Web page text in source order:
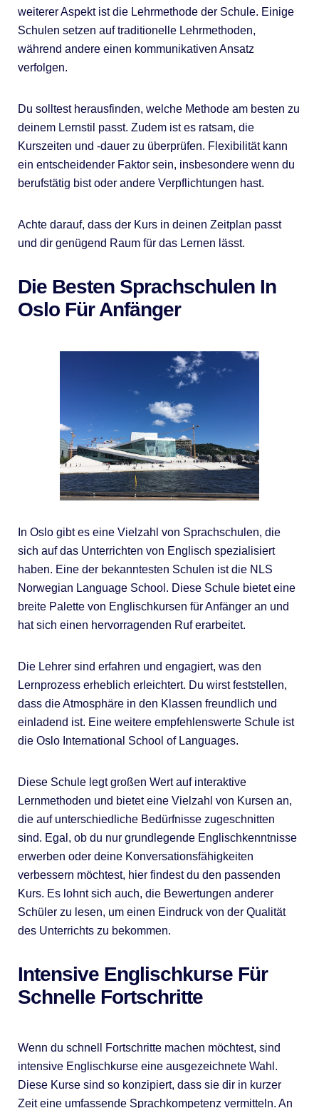
weiterer Aspekt ist die Lehrmethode der Schule. Einige
Schulen setzen auf traditionelle Lehrmethoden,
während andere einen kommunikativen Ansatz
verfolgen.
Du solltest herausfinden, welche Methode am besten zu
deinem Lernstil passt. Zudem ist es ratsam, die
Kurszeiten und -dauer zu überprüfen. Flexibilität kann
ein entscheidender Faktor sein, insbesondere wenn du
berufstätig bist oder andere Verpflichtungen hast.
Achte darauf, dass der Kurs in deinen Zeitplan passt
und dir genügend Raum für das Lernen lässt.
Die Besten Sprachschulen In
Oslo Für Anfänger
In Oslo gibt es eine Vielzahl von Sprachschulen, die
sich auf das Unterrichten von Englisch spezialisiert
haben. Eine der bekanntesten Schulen ist die NLS
Norwegian Language School. Diese Schule bietet eine
breite Palette von Englischkursen für Anfänger an und
hat sich einen hervorragenden Ruf erarbeitet.
Die Lehrer sind erfahren und engagiert, was den
Lernprozess erheblich erleichtert. Du wirst feststellen,
dass die Atmosphäre in den Klassen freundlich und
einladend ist. Eine weitere empfehlenswerte Schule ist
die Oslo International School of Languages.
Diese Schule legt großen Wert auf interaktive
Lernmethoden und bietet eine Vielzahl von Kursen an,
die auf unterschiedliche Bedürfnisse zugeschnitten
sind. Egal, ob du nur grundlegende Englischkenntnisse
erwerben oder deine Konversationsfähigkeiten
verbessern möchtest, hier findest du den passenden
Kurs. Es lohnt sich auch, die Bewertungen anderer
Schüler zu lesen, um einen Eindruck von der Qualität
des Unterrichts zu bekommen.
Intensive Englischkurse Für
Schnelle Fortschritte
Wenn du schnell Fortschritte machen möchtest, sind
intensive Englischkurse eine ausgezeichnete Wahl.
Diese Kurse sind so konzipiert, dass sie dir in kurzer
Zeit eine umfassende Sprachkompetenz vermitteln. An